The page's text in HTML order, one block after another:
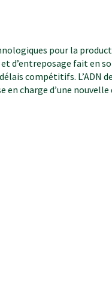
pour la
d’entreposage fait en
compétitifs. L’ADN
charge d’une nouvelle